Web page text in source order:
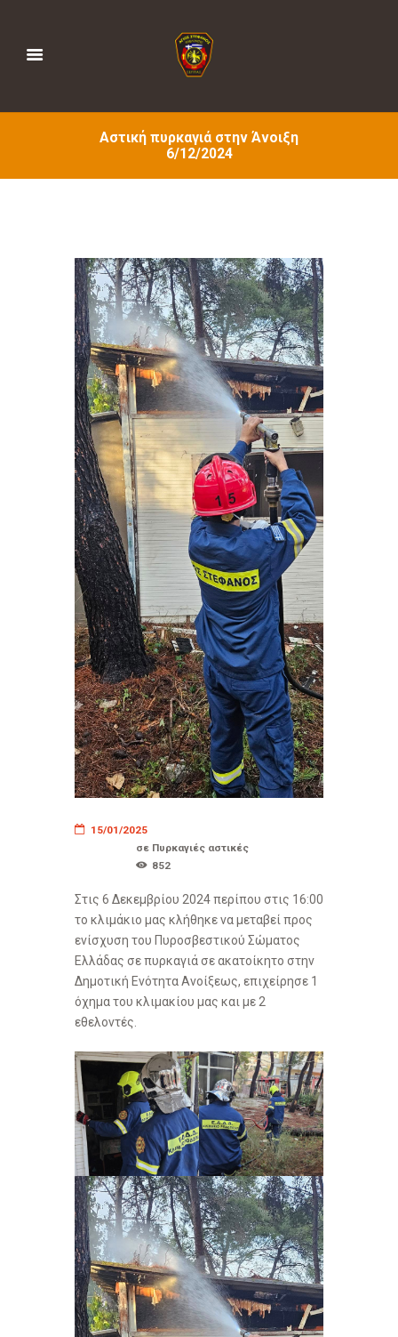
Αστική πυρκαγιά στην Άνοιξη
6/12/2024
15/01/2025
σε Πυρκαγιές αστικές
852
Στις 6 Δεκεμβρίου 2024 περίπου στις 16:00
το κλιμάκιο μας κλήθηκε να μεταβεί προς
ενίσχυση του Πυροσβεστικού Σώματος
Ελλάδας σε πυρκαγιά σε ακατοίκητο στην
Δημοτική Ενότητα Ανοίξεως, επιχείρησε 1
όχημα του κλιμακίου μας και με 2
εθελοντές.